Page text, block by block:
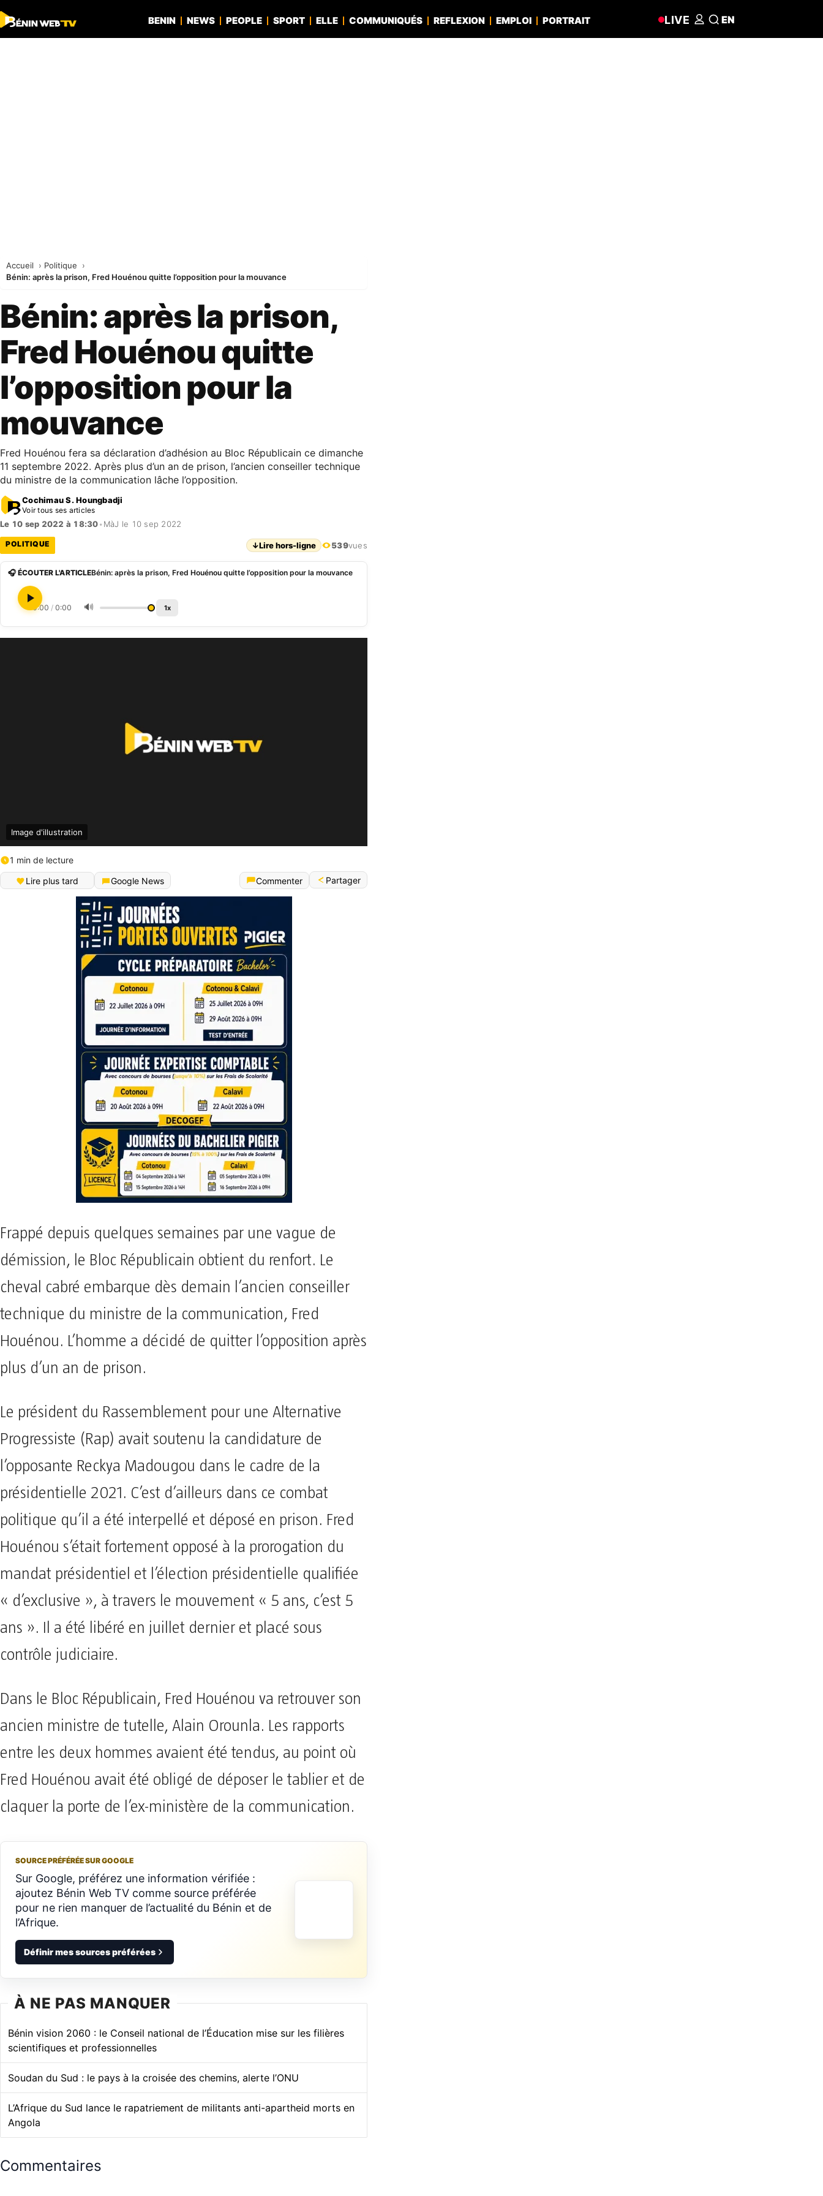
BENIN NEWS PEOPLE SPORT ELLE COMMUNIQUÉS REFLEXION EMPLOI PORTRAIT LIVE EN
Accueil
Politique
Bénin: après la prison, Fred Houénou quitte l’opposition pour la mouvance
Bénin: après la prison,
Fred Houénou quitte
l’opposition pour la
mouvance
Fred Houénou fera sa déclaration d’adhésion au Bloc Républicain ce dimanche
11 septembre 2022. Après plus d’un an de prison, l’ancien conseiller technique
du ministre de la communication lâche l’opposition.
Cochimau S. Houngbadji
Voir tous ses articles
Le 10 sep 2022 à 18:30• MàJ le 10 sep 2022
POLITIQUE ↓Lire hors-ligne 539vues
🎧 ÉCOUTER L'ARTICLEBénin: après la prison, Fred Houénou quitte l’opposition pour la mouvance
0:00 / 0:00 🔊 1x
Image d'illustration
1 min de lecture
Lire plus tard
Google News Commenter Partager
Frappé depuis quelques semaines par une vague de
démission, le Bloc Républicain obtient du renfort. Le
cheval cabré embarque dès demain l’ancien conseiller
technique du ministre de la communication, Fred
Houénou. L’homme a décidé de quitter l’opposition après
plus d’un an de prison.
Le président du Rassemblement pour une Alternative
Progressiste (Rap) avait soutenu la candidature de
l’opposante Reckya Madougou dans le cadre de la
présidentielle 2021. C’est d’ailleurs dans ce combat
politique qu’il a été interpellé et déposé en prison. Fred
Houénou s’était fortement opposé à la prorogation du
mandat présidentiel et l’élection présidentielle qualifiée
« d’exclusive », à travers le mouvement « 5 ans, c’est 5
ans ». Il a été libéré en juillet dernier et placé sous
contrôle judiciaire.
Dans le Bloc Républicain, Fred Houénou va retrouver son
ancien ministre de tutelle, Alain Orounla. Les rapports
entre les deux hommes avaient été tendus, au point où
Fred Houénou avait été obligé de déposer le tablier et de
claquer la porte de l’ex-ministère de la communication.
SOURCE PRÉFÉRÉE SUR GOOGLE
Sur Google, préférez une information vérifiée :
ajoutez Bénin Web TV comme source préférée
pour ne rien manquer de l’actualité du Bénin et de
l’Afrique.
Définir mes sources préférées
À NE PAS MANQUER
Bénin vision 2060 : le Conseil national de l’Éducation mise sur les filières
scientifiques et professionnelles
Soudan du Sud : le pays à la croisée des chemins, alerte l’ONU
L’Afrique du Sud lance le rapatriement de militants anti-apartheid morts en
Angola
Commentaires